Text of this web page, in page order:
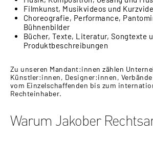
Filmkunst, Musikvideos und
Choreografie, Performance,
Bühnenbilder
Bücher, Texte, Literatur, Songtexte
Produktbeschreibungen
Zu unseren Mandant:innen zählen
Künstler:innen, Designer:innen,
vom Einzelschaffenden bis zum
Rechteinhaber.
Warum Jakober